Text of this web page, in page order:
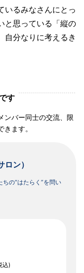
いるみなさんにとっ
と思っている「縦の
自分なりに考えるき
す
ンバー同士の交流、限
ます。
ン）
ちの“はたらく”を問い
込)